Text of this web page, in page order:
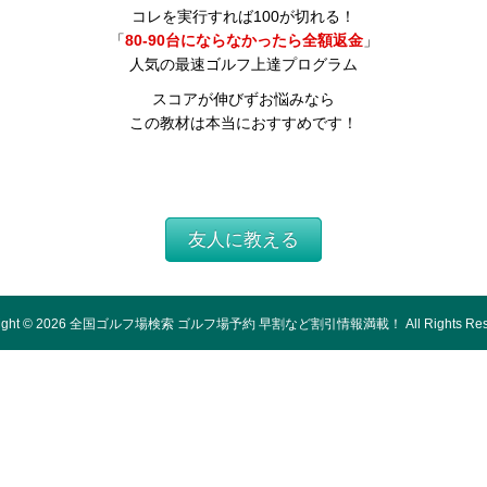
コレを実行すれば100が切れる！
「80-90台にならなかったら全額返金」
人気の最速ゴルフ上達プログラム
スコアが伸びずお悩みなら
この教材は本当におすすめです！
友人に教える
© 2026 全国ゴルフ場検索 ゴルフ場予約 早割など割引情報満載！ All Rights